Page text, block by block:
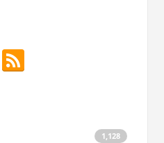
1,128